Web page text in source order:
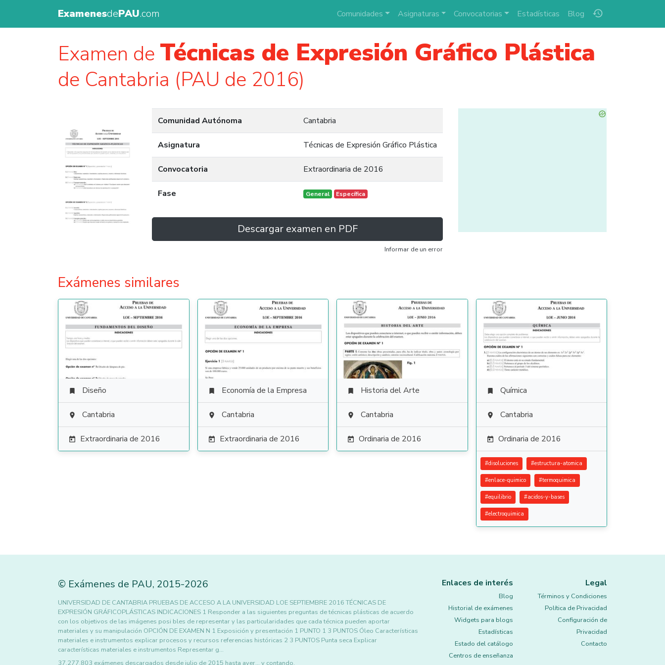
ExamenesdePAU.com history
Comunidades Asignaturas Convocatorias Estadísticas Blog
Examen de Técnicas de Expresión Gráfico Plástica
de Cantabria (PAU de 2016)
Comunidad Autónoma Cantabria
Asignatura Técnicas de Expresión Gráfico Plástica
Convocatoria Extraordinaria de 2016
Fase General Específica
Descargar examen en PDF
Informar de un error
Exámenes similares
 Diseño
 Cantabria
 Extraordinaria de 2016
 Economía de la Empresa
 Cantabria
 Extraordinaria de 2016
 Historia del Arte
 Cantabria
 Ordinaria de 2016
 Química
 Cantabria
 Ordinaria de 2016
#disoluciones #estructura-atomica
#enlace-quimico #termoquimica
#equilibrio #acidos-y-bases
#electroquimica
© Exámenes de PAU, 2015-2026
UNIVERSIDAD DE CANTABRIA PRUEBAS DE ACCESO A LA UNIVERSIDAD LOE SEPTIEMBRE 2016 TÉCNICAS DE
EXPRESIÓN GRÁFICOPLÁSTICAS INDICACIONES 1 Responder a las siguientes preguntas de técnicas plásticas de acuerdo
con los objetivos de las imágenes posi bles de representar y las particularidades que cada técnica pueden aportar
materiales y su manipulación OPCIÓN DE EXAMEN N 1 Exposición y presentación 1 PUNTO 1 3 PUNTOS Óleo Características
materiales e instrumentos explicar procesos y recursos referencias históricas 2 3 PUNTOS Punta seca Explicar
características materiales e instrumentos Representar g…
37.277.803 exámenes descargados desde julio de 2015 hasta ayer... y contando.
Enlaces de interés
Blog
Historial de exámenes
Widgets para blogs
Estadísticas
Estado del catálogo
Centros de enseñanza
Legal
Términos y Condiciones
Política de Privacidad
Configuración de
Privacidad
Contacto